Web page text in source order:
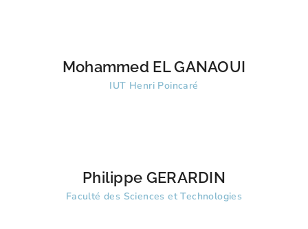
Mohammed EL GANAOUI
IUT Henri Poincaré
Philippe GERARDIN
Faculté des Sciences et Technologies